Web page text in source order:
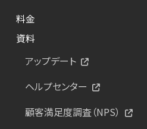
料金
資料
アップデート
ヘルプセンター
顧客満足度調査（NPS）